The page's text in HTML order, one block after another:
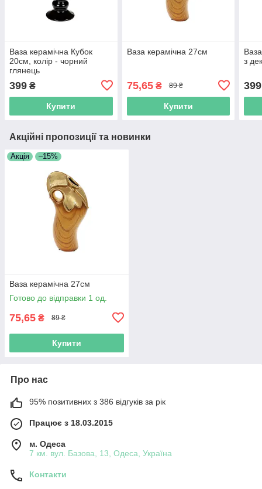
Ваза керамічна Кубок
20см, колір - чорний
глянець
399 ₴
Купити
Ваза керамічна 27см
75,65₴ 89 ₴
Купити
з
399
Акційні пропозиції та новинки
Акція –15%
Ваза керамічна 27см
Готово до відправки 1 од.
75,65 ₴ 89 ₴
Купити
Про нас
95% позитивних з 386 відгуків за рік
Працює з 18.03.2015
м. Одеса
7 км. вул. Базова, 13, Одеса, Україна
Контакти